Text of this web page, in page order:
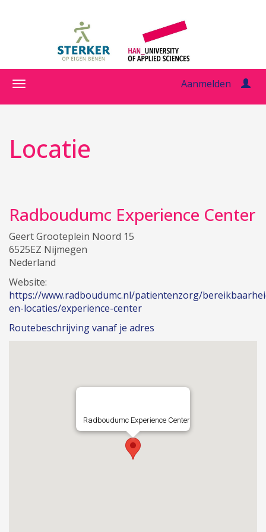
Aanmelden
Locatie
Radboudumc Experience Center
Geert Grooteplein Noord 15
6525EZ Nijmegen
Nederland
Website:
https://www.radboudumc.nl/patientenzorg/
en-locaties/experience-center
Routebeschrijving vanaf je adres
Radboudumc Experience Center